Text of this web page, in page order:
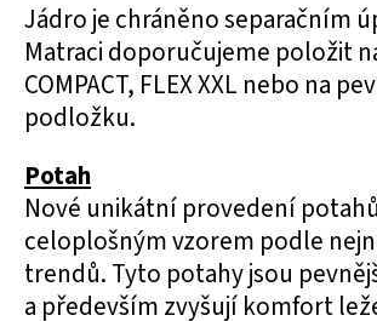
Jádro je chráněno separačním
Matraci doporučujeme položit
COMPACT, FLEX XXL nebo na
podložku.
Potah
Nové unikátní provedení
celoplošným vzorem podle
trendů. Tyto potahy jsou
a především zvyšují komfort